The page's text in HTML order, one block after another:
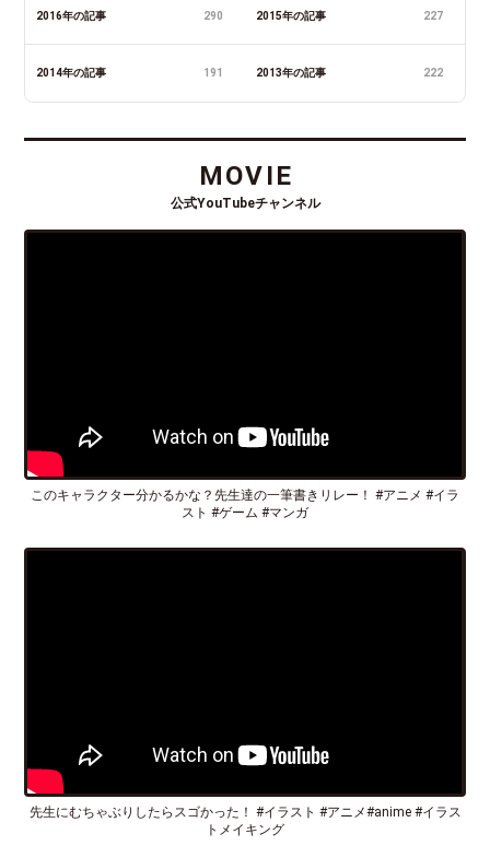
2016年の記事 290 2015年の記事 227
2014年の記事 191 2013年の記事 222
MOVIE
公式YouTubeチャンネル
このキャラクター分かるかな？先生達の一筆書きリレー！ #アニメ #イラ
スト #ゲーム #マンガ
先生にむちゃぶりしたらスゴかった！ #イラスト #アニメ#anime #イラス
トメイキング